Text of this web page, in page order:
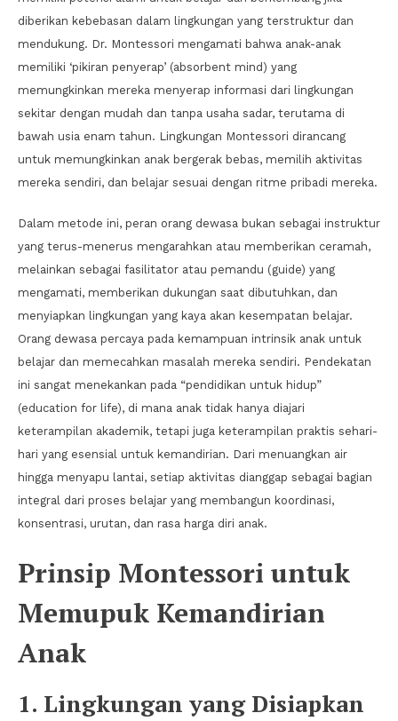
diberikan kebebasan dalam lingkungan yang terstruktur dan
mendukung. Dr. Montessori mengamati bahwa anak-anak
memiliki ‘pikiran penyerap’ (absorbent mind) yang
memungkinkan mereka menyerap informasi dari lingkungan
sekitar dengan mudah dan tanpa usaha sadar, terutama di
bawah usia enam tahun. Lingkungan Montessori dirancang
untuk memungkinkan anak bergerak bebas, memilih aktivitas
mereka sendiri, dan belajar sesuai dengan ritme pribadi mereka.
Dalam metode ini, peran orang dewasa bukan sebagai instruktur
yang terus-menerus mengarahkan atau memberikan ceramah,
melainkan sebagai fasilitator atau pemandu (guide) yang
mengamati, memberikan dukungan saat dibutuhkan, dan
menyiapkan lingkungan yang kaya akan kesempatan belajar.
Orang dewasa percaya pada kemampuan intrinsik anak untuk
belajar dan memecahkan masalah mereka sendiri. Pendekatan
ini sangat menekankan pada “pendidikan untuk hidup”
(education for life), di mana anak tidak hanya diajari
keterampilan akademik, tetapi juga keterampilan praktis sehari-
hari yang esensial untuk kemandirian. Dari menuangkan air
hingga menyapu lantai, setiap aktivitas dianggap sebagai bagian
integral dari proses belajar yang membangun koordinasi,
konsentrasi, urutan, dan rasa harga diri anak.
Prinsip Montessori untuk
Memupuk Kemandirian
Anak
1. Lingkungan yang Disiapkan